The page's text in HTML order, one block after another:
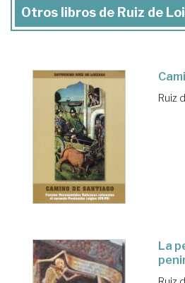
Otros libros de Ruiz de
Ruiz
La